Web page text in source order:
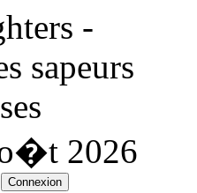
2026